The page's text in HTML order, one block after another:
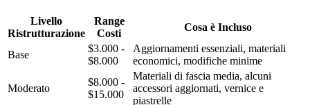
Livello
Ristrutturazione
Range
Costi
Cosa è Incluso
Base
$3.000 -
$8.000
Aggiornamenti essenziali, materiali
economici, modifiche minime
Moderato
$8.000 -
$15.000
Materiali di fascia media, alcuni
accessori aggiornati, vernice e
piastrelle